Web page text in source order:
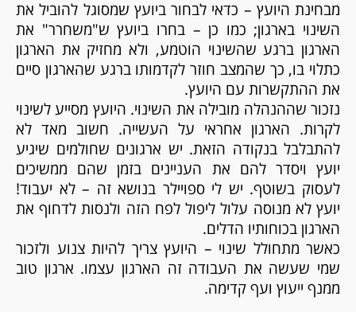
מבחינת היועץ – כדאי לבחור ביועץ שמסוגל להוביל את
השינוי בארגון; כמו כן – בחרו ביועץ ש"משחרר" את
הארגון ברגע שהשינוי הוטמע, ולא מחזיק את הארגון
כתלוי בו, כך שהמצב חוזר לקדמותו ברגע שהארגון סיים
את ההתקשרות עם היועץ.
נזכור שההנהלה מובילה את השינוי. היועץ מסייע לשינוי
לקרות. הארגון אחראי על העשייה. חשוב מאד לא
להתבלבל בנקודה הזאת. יש ארגונים שחולמים שיגיע
יועץ ויסדר להם את העניינים בזמן שהם ממשיכים
לעסוק בשוטף. יש לי ספויילר בנושא זה – לא יעבוד!
יועץ לא מנוסה עלול ליפול לפח הזה ולנסות לדחוף את
הארגון בכוחותיו הדלים.
כאשר מתחולל שינוי – היועץ צריך להיות צנוע ולזכור
שמי שעשה את העבודה זה הארגון עצמו. ארגון טוב
ממנף ייעוץ ועף קדימה.